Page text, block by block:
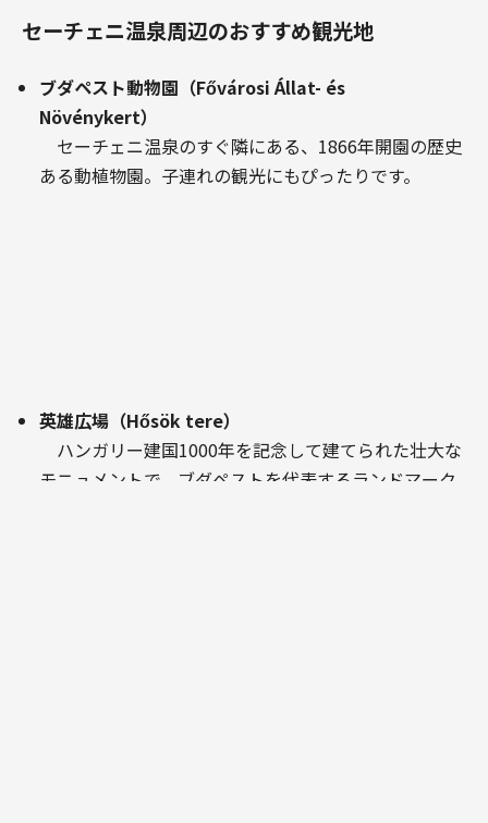
セーチェニ温泉周辺のおすすめ観光地
ブダペスト動物園（Fővárosi Állat- és
Növénykert）
セーチェニ温泉のすぐ隣にある、1866年開園の歴史
ある動植物園。子連れの観光にもぴったりです。
英雄広場（Hősök tere）
ハンガリー建国1000年を記念して建てられた壮大な
モニュメントで、ブダペストを代表するランドマーク